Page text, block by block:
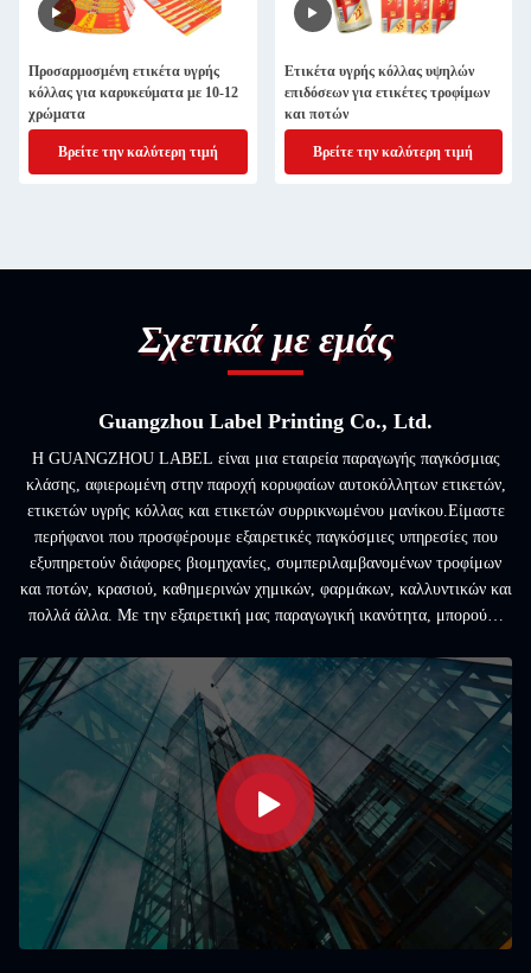
Προσαρμοσμένη ετικέτα υγρής
κόλλας για καρυκεύματα με 10-12
χρώματα
Βρείτε την καλύτερη τιμή
Ετικέτα υγρής κόλλας υψηλών
επιδόσεων για ετικέτες τροφίμων
και ποτών
Βρείτε την καλύτερη τιμή
Σχετικά με εμάς
Guangzhou Label Printing Co., Ltd.
Η GUANGZHOU LABEL είναι μια εταιρεία παραγωγής παγκόσμιας
κλάσης, αφιερωμένη στην παροχή κορυφαίων αυτοκόλλητων ετικετών,
ετικετών υγρής κόλλας και ετικετών συρρικνωμένου μανίκου.Είμαστε
περήφανοι που προσφέρουμε εξαιρετικές παγκόσμιες υπηρεσίες που
εξυπηρετούν διάφορες βιομηχανίες, συμπεριλαμβανομένων τροφίμων
και ποτών, κρασιού, καθημερινών χημικών, φαρμάκων, καλλυντικών και
πολλά άλλα. Με την εξαιρετική μας παραγωγική ικανότητα, μπορούμε